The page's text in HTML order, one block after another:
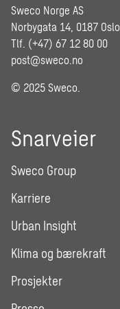
Sweco Norge AS
Norbygata 14, 0187 Oslo
Tlf. (+47) 67 12 80 00
post@sweco.no
© 2025 Sweco.
Snarveier
Sweco Group
Karriere
Urban Insight
Klima og bærekraft
Prosjekter